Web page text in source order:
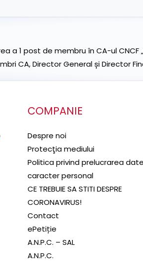
a 1 post de membru în CA-ul CNCF
CA, Director General și Director
COMPANIE
Despre noi
Protecţia mediului
Politica privind prelucrarea
caracter personal
CE TREBUIE SA STITI DESPRE
CORONAVIRUS!
Contact
ePetiție
A.N.P.C. – SAL
A.N.P.C.